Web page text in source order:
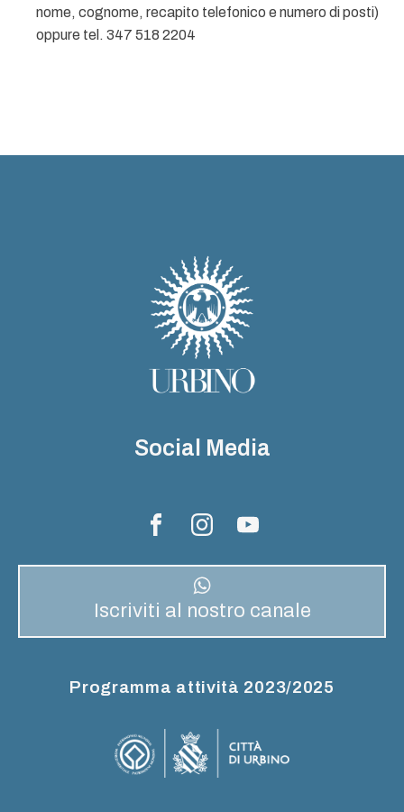
nome, cognome, recapito telefonico e numero di posti)
oppure tel. 347 518 2204
Social Media
Iscriviti al nostro canale
Programma attività 2023/2025